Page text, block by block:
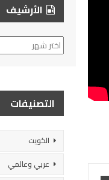
الأرشيف
الأرشيف
التصنيفات
الكويت
عربي وعالمي